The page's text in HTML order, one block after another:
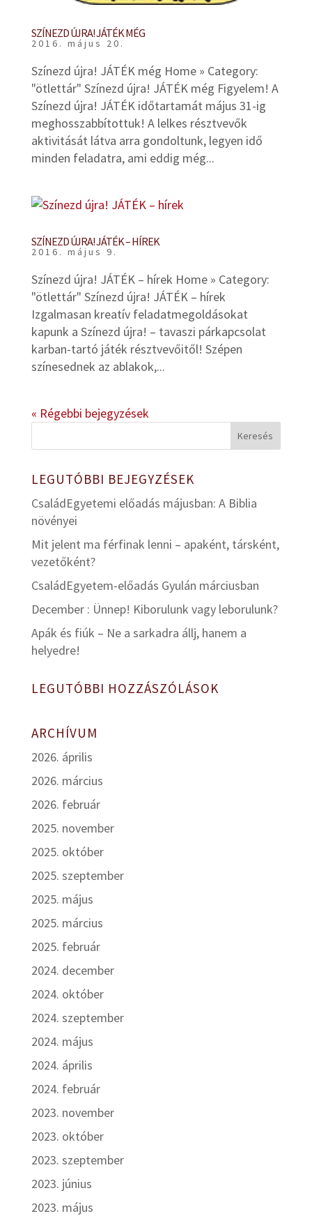
SZÍNEZD ÚJRA! JÁTÉK MÉG
2016. május 20.
Színezd újra! JÁTÉK még Home » Category:
"ötlettár" Színezd újra! JÁTÉK még Figyelem! A
Színezd újra! JÁTÉK időtartamát május 31-ig
meghosszabbítottuk! A lelkes résztvevők
aktivitását látva arra gondoltunk, legyen idő
minden feladatra, ami eddig még...
SZÍNEZD ÚJRA! JÁTÉK – HÍREK
2016. május 9.
Színezd újra! JÁTÉK – hírek Home » Category:
"ötlettár" Színezd újra! JÁTÉK – hírek
Izgalmasan kreatív feladatmegoldásokat
kapunk a Színezd újra! – tavaszi párkapcsolat
karban-tartó játék résztvevőitől! Szépen
színesednek az ablakok,...
« Régebbi bejegyzések
LEGUTÓBBI BEJEGYZÉSEK
CsaládEgyetemi előadás májusban: A Biblia
növényei
Mit jelent ma férfinak lenni – apaként, társként,
vezetőként?
CsaládEgyetem-előadás Gyulán márciusban
December : Ünnep! Kiborulunk vagy leborulunk?
Apák és fiúk – Ne a sarkadra állj, hanem a
helyedre!
LEGUTÓBBI HOZZÁSZÓLÁSOK
ARCHÍVUM
2026. április
2026. március
2026. február
2025. november
2025. október
2025. szeptember
2025. május
2025. március
2025. február
2024. december
2024. október
2024. szeptember
2024. május
2024. április
2024. február
2023. november
2023. október
2023. szeptember
2023. június
2023. május